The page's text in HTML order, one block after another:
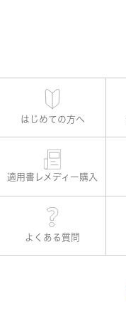
はじめての方へ
適用書レメディー購入
よくある質問